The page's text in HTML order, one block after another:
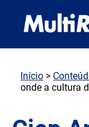
Início >
onde a cultura